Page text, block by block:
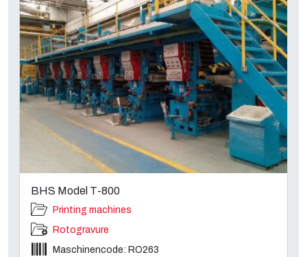
BHS Model T-800
Printing machines
Rotogravure
Maschinencode: RO263